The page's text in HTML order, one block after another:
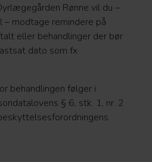
Rønne vil du –
modtage remindere på
eller behandlinger der bør
dato som fx
behandlingen følger i
§ 6, stk. 1, nr. 2